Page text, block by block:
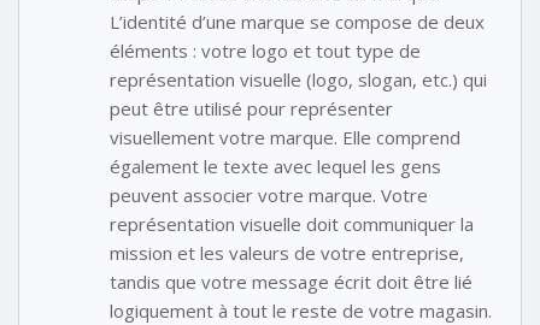
L’identité d’une marque se compose de deux
éléments : votre logo et tout type de
représentation visuelle (logo, slogan, etc.) qui
peut être utilisé pour représenter
visuellement votre marque. Elle comprend
également le texte avec lequel les gens
peuvent associer votre marque. Votre
représentation visuelle doit communiquer la
mission et les valeurs de votre entreprise,
tandis que votre message écrit doit être lié
logiquement à tout le reste de votre magasin.